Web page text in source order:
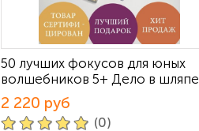
50 лучших фокусов для юных
волшебников 5+ Дело в шляпе
2 220 руб
(0)